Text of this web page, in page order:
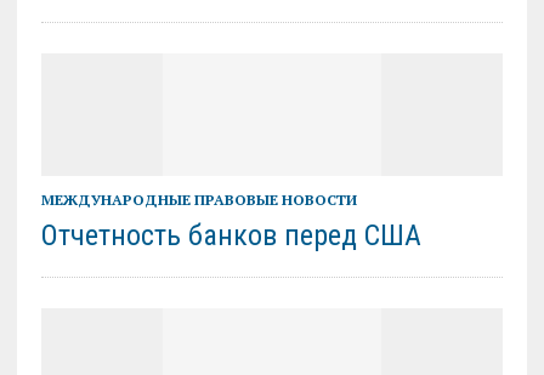
МЕЖДУНАРОДНЫЕ ПРАВОВЫЕ НОВОСТИ
Отчетность банков перед США